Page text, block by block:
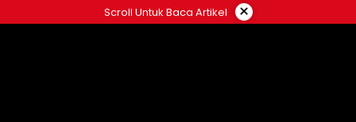
ke
Scroll Untuk Baca Artikel ×